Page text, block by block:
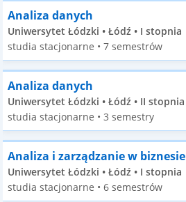
Analiza danych
Uniwersytet Łódzki • Łódź • I stopnia
studia stacjonarne • 7 semestrów
Analiza danych
Uniwersytet Łódzki • Łódź • II stopnia
studia stacjonarne • 3 semestry
Analiza i zarządzanie w biznesie
Uniwersytet Łódzki • Łódź • I stopnia
studia stacjonarne • 6 semestrów